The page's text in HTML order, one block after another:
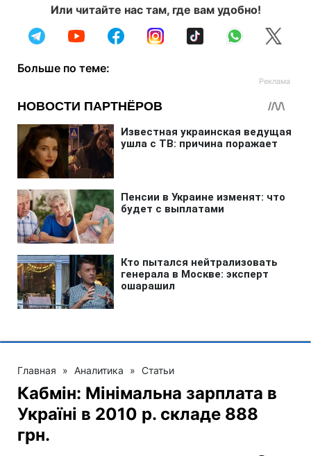
Или читайте нас там, где вам удобно!
Больше по теме:
Главная » Аналитика » Статьи
Кабмін: Мінімальна зарплата в
Україні в 2010 р. складе 888
грн.